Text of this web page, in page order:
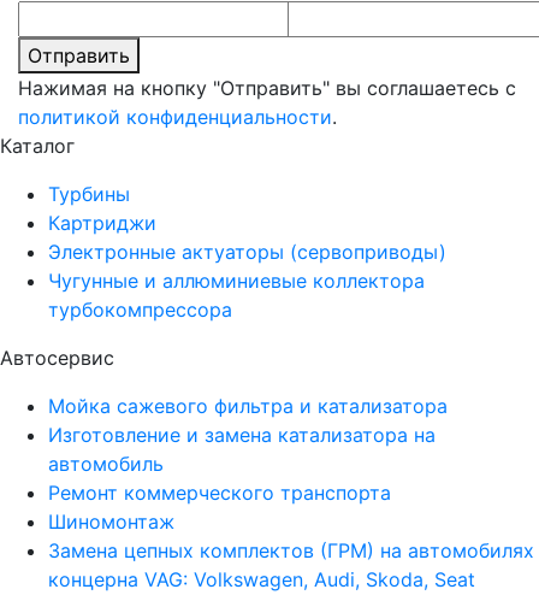
Отправить
Нажимая на кнопку "Отправить" вы соглашаетесь с
политикой конфиденциальности.
Каталог
Турбины
Картриджи
Электронные актуаторы (сервоприводы)
Чугунные и аллюминиевые коллектора
турбокомпрессора
Автосервис
Мойка сажевого фильтра и катализатора
Изготовление и замена катализатора на
автомобиль
Ремонт коммерческого транспорта
Шиномонтаж
Замена цепных комплектов (ГРМ) на автомобилях
концерна VAG: Volkswagen, Audi, Skoda, Seat